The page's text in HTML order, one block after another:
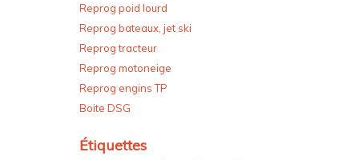
Reprog poid lourd
Reprog bateaux, jet ski
Reprog tracteur
Reprog motoneige
Reprog engins TP
Boite DSG
Étiquettes